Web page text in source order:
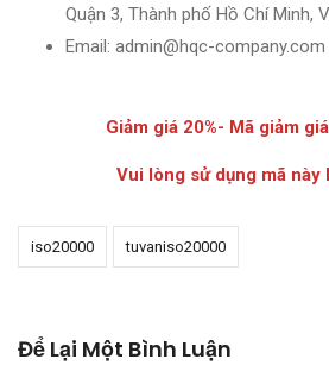
Quận 3, Thành phố Hồ Chí Minh,
Email: admin@hqc-company.com
Giảm giá 20%- Mã giảm
Vui lòng sử dụng mã này
iso20000 tuvaniso20000
Để Lại Một Bình Luận